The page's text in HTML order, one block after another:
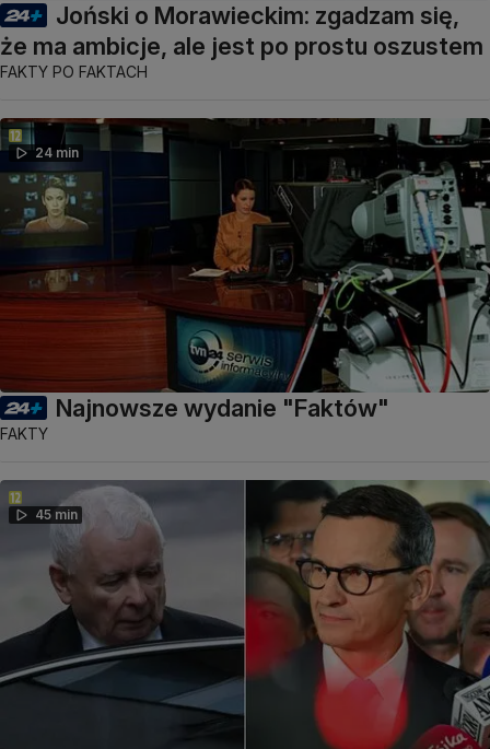
Joński o Morawieckim: zgadzam się,
że ma ambicje, ale jest po prostu oszustem
FAKTY PO FAKTACH
24 min
Najnowsze wydanie "Faktów"
FAKTY
45 min